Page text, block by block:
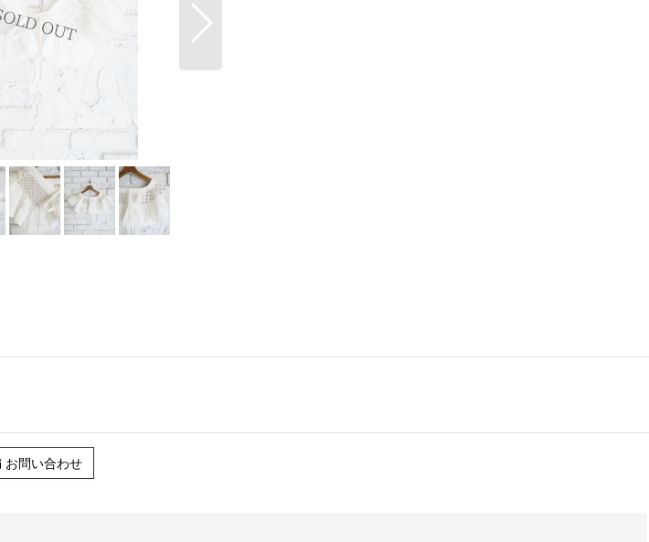
お問い合わせ